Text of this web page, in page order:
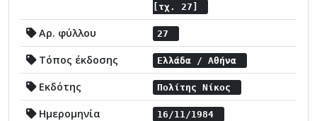
[τχ. 27]
Αρ. φύλλου 27
Τόπος έκδοσης Ελλάδα / Αθήνα
Εκδότης Πολίτης Νίκος
Ημερομηνία 16/11/1984